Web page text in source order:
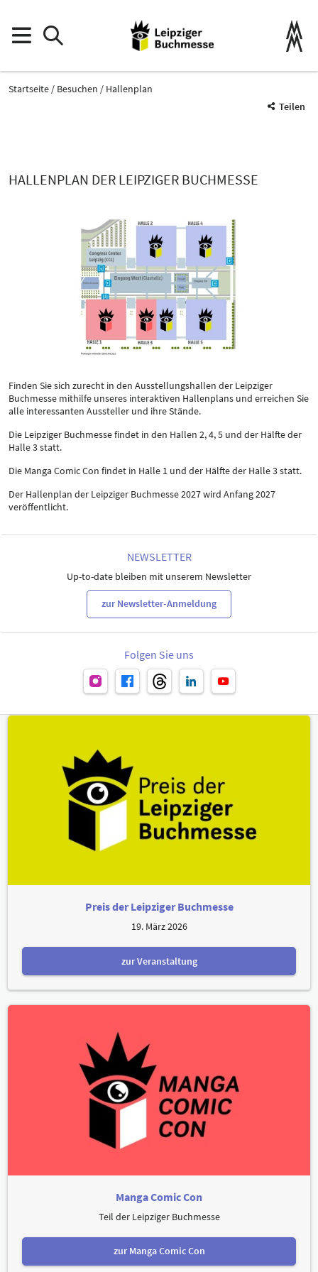
Startseite Besuchen
Hallenplan
Teilen
HALLENPLAN DER LEIPZIGER BUCHMESSE
Finden Sie sich zurecht in den Ausstellungshallen der Leipziger
Buchmesse mithilfe unseres interaktiven Hallenplans und erreichen Sie
alle interessanten Aussteller und ihre Stände.
Die Leipziger Buchmesse findet in den Hallen 2, 4, 5 und der Hälfte der
Halle 3 statt.
Die Manga Comic Con findet in Halle 1 und der Hälfte der Halle 3 statt.
Der Hallenplan der Leipziger Buchmesse 2027 wird Anfang 2027
veröffentlicht.
NEWSLETTER
Up-to-date bleiben mit unserem Newsletter
zur Newsletter-Anmeldung
Folgen Sie uns
Preis der Leipziger Buchmesse
19. März 2026
zur Veranstaltung
Manga Comic Con
Teil der Leipziger Buchmesse
zur Manga Comic Con